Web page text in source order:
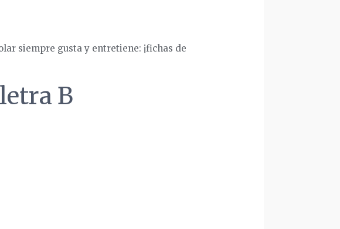
siempre gusta y entretiene: ¡fichas de
B